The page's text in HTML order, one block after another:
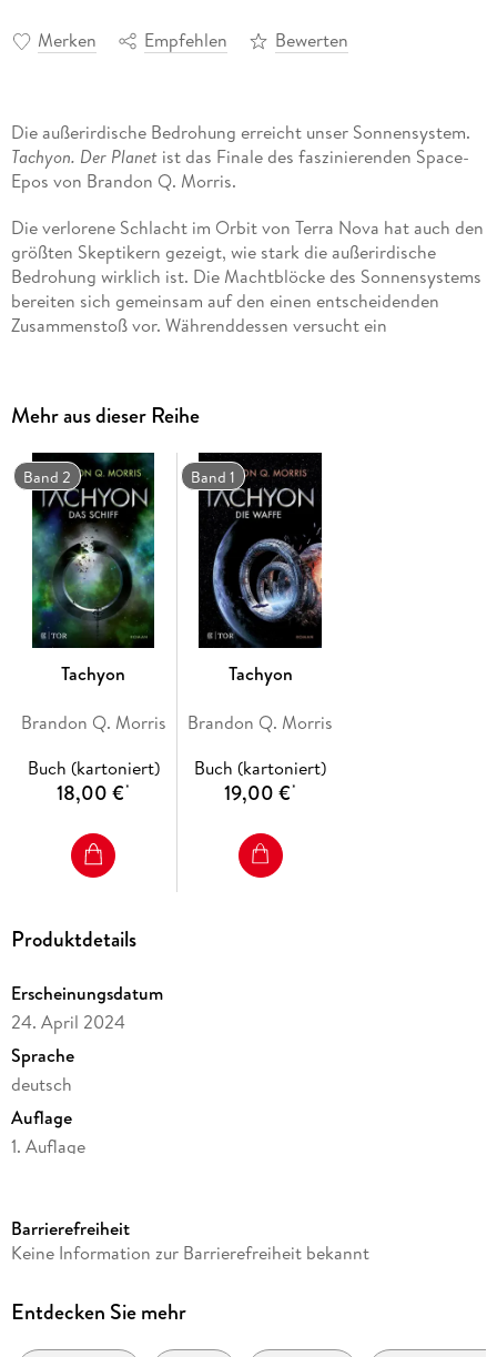
Merken Empfehlen Bewerten
Die außerirdische Bedrohung erreicht unser Sonnensystem.
Tachyon. Der Planetist das Finale des faszinierenden Space-
Epos von Brandon Q. Morris.
Die verlorene Schlacht im Orbit von Terra Nova hat auch den
größten Skeptikern gezeigt, wie stark die außerirdische
Bedrohung wirklich ist. Die Machtblöcke des Sonnensystems
bereiten sich gemeinsam auf den einen entscheidenden
Zusammenstoß vor. Währenddessen versucht ein
eine besondere Beziehung zu den Angreifern zu haben
scheint. Der Detektiv Claudio Pedramonte trägt das Mittel,
das den Krieg beenden könnte, in seiner Hosentasche, weiß
aber nichts davon. Und eine geheimnisvolle Persönlichkeit
geht über Leichen, scheint aber besonders effektiv
voranzukommen. Am Ende stehen alle vor Entscheidungen,
von denen die Weiterexistenz der Menschheit abhängt.
Für Leser von Cixin Liu, Andy Weir oder Frank Herbert
Mehr aus dieser Reihe
Band 2
Tachyon
Brandon Q. Morris
Buch (kartoniert)
18,00 €*
Band 1
Tachyon
Brandon Q. Morris
Buch (kartoniert)
19,00 €*
Produktdetails
Erscheinungsdatum
24. April 2024
Sprache
deutsch
Auflage
1. Auflage
Reihe
Autor/Autorin
Barrierefreiheit
Keine Information zur Barrierefreiheit bekannt
Entdecken Sie mehr